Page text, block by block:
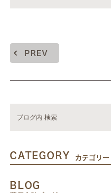
PREV
CATEGORY カテゴリー
BLOG